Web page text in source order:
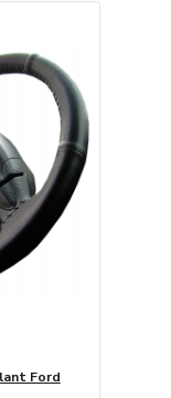
Ford